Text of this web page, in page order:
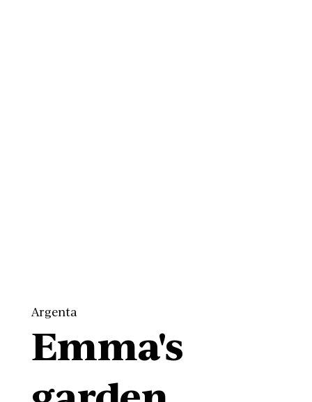
Argenta
Emma's